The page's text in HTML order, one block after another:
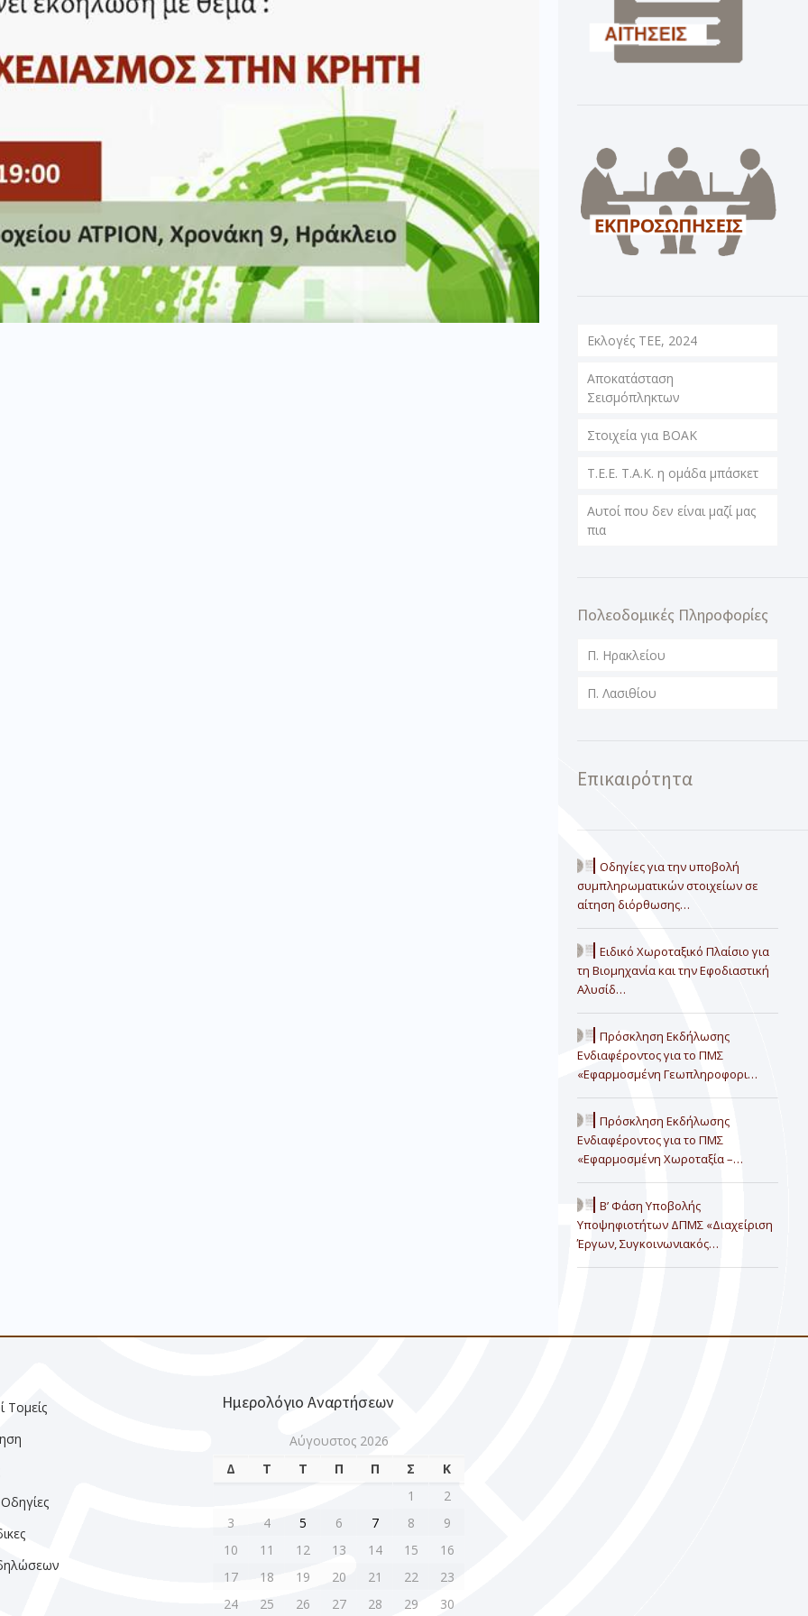
Εκλογές ΤΕΕ, 2024
Αποκατάσταση
Σεισμόπληκτων
Στοιχεία για ΒΟΑΚ
T.E.E. T.A.K. η ομάδα μπάσκετ
Αυτοί που δεν είναι μαζί μας
πια
Πολεοδομικές Πληροφορίες
Π. Ηρακλείου
Π. Λασιθίου
Επικαιρότητα
Οδηγίες για την υποβολή
συμπληρωματικών στοιχείων σε
αίτηση διόρθωσης…
Ειδικό Χωροταξικό Πλαίσιο για
τη Βιομηχανία και την Εφοδιαστική
Αλυσίδ…
Πρόσκληση Εκδήλωσης
Ενδιαφέροντος για το ΠΜΣ
«Εφαρμοσμένη Γεωπληροφορι…
Πρόσκληση Εκδήλωσης
Ενδιαφέροντος για το ΠΜΣ
«Εφαρμοσμένη Χωροταξία –…
Β’ Φάση Υποβολής
Υποψηφιοτήτων ΔΠΜΣ «Διαχείριση
Έργων, Συγκοινωνιακός…
Τομείς
Ημερολόγιο Αναρτήσεων
Αύγουστος 2026
Δ
Τ Τ Π Π Σ
Κ
1
2
3
4 5 6 7 8
9
10
11 12 13 14 15
16
17
18 19 20 21 22
23
24
25 26 27 28 29 30